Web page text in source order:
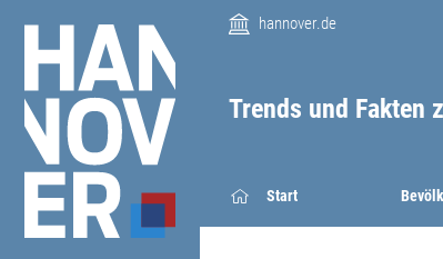
Trends und Fakten
Start
hannover.de